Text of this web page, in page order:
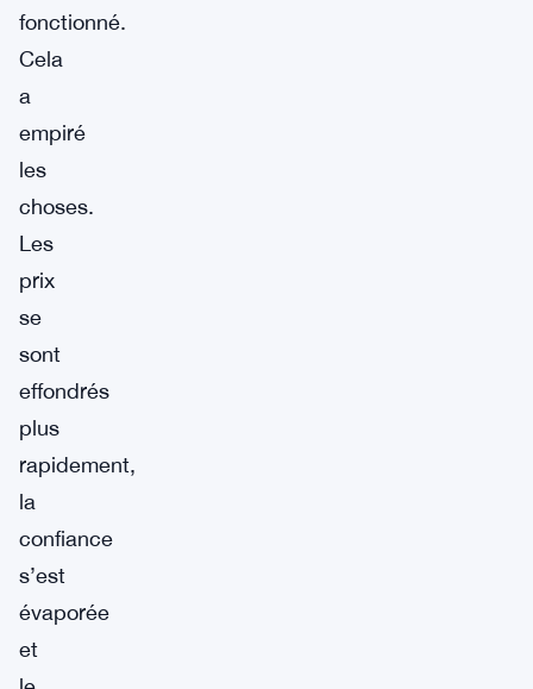
fonctionné.
Cela
a
empiré
les
choses.
Les
prix
se
sont
effondrés
plus
rapidement,
la
confiance
s’est
évaporée
et